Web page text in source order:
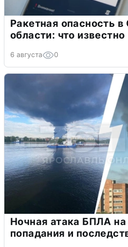
Ракетная опасность
области: что известно
6 августа 0
Ночная атака БПЛА
попадания и